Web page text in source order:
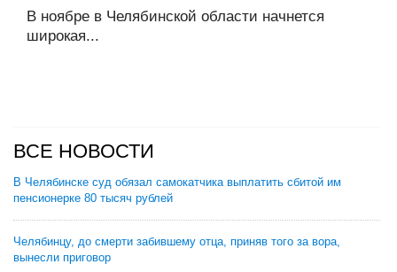
В ноябре в Челябинской области начнется
широкая...
ВСЕ НОВОСТИ
В Челябинске суд обязал самокатчика выплатить сбитой им
пенсионерке 80 тысяч рублей
Челябинцу, до смерти забившему отца, приняв того за вора,
вынесли приговор